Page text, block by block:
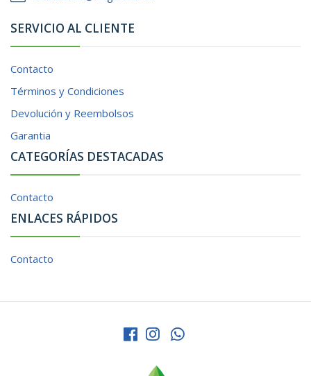
SERVICIO AL CLIENTE
Contacto
Términos y Condiciones
Devolución y Reembolsos
Garantia
CATEGORÍAS DESTACADAS
Contacto
ENLACES RÁPIDOS
Contacto